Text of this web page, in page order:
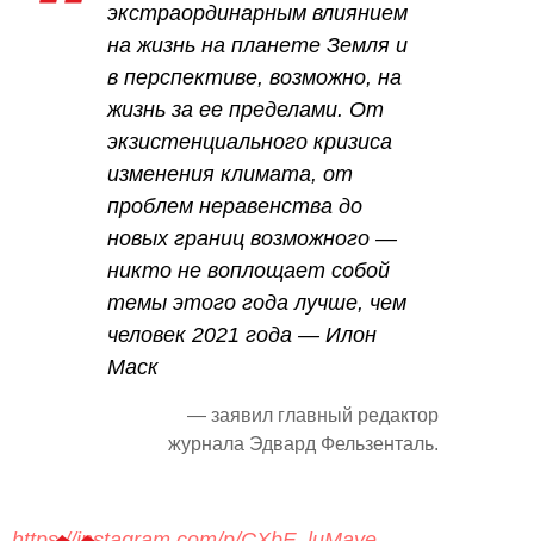
экстраординарным влиянием
на жизнь на планете Земля и
в перспективе, возможно, на
жизнь за ее пределами. От
экзистенциального кризиса
изменения климата, от
проблем неравенства до
новых границ возможного —
никто не воплощает собой
темы этого года лучше, чем
человек 2021 года — Илон
Маск
— заявил главный редактор
журнала Эдвард Фельзенталь.